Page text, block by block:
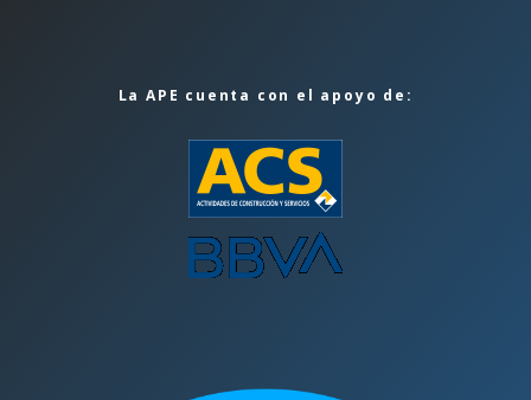
La APE cuenta con el apoyo de: